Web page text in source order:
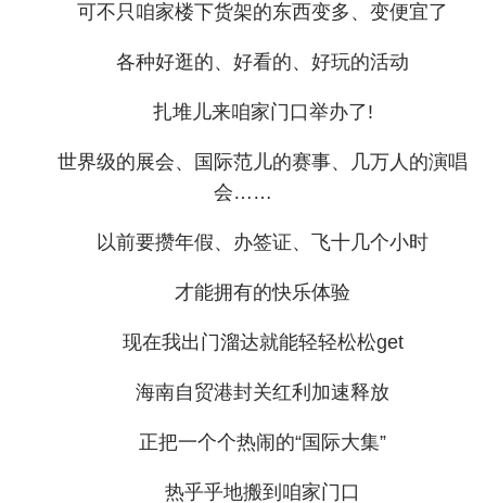
可不只咱家楼下货架的东西变多、变便宜了
各种好逛的、好看的、好玩的活动
扎堆儿来咱家门口举办了!
世界级的展会、国际范儿的赛事、几万人的演唱
会……
以前要攒年假、办签证、飞十几个小时
才能拥有的快乐体验
现在我出门溜达就能轻轻松松get
海南自贸港封关红利加速释放
正把一个个热闹的“国际大集”
热乎乎地搬到咱家门口